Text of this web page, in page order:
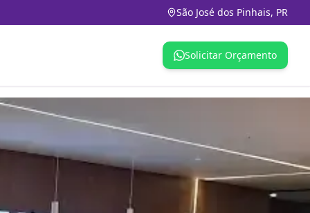
São José dos Pinhais, PR
Solicitar Orçamento